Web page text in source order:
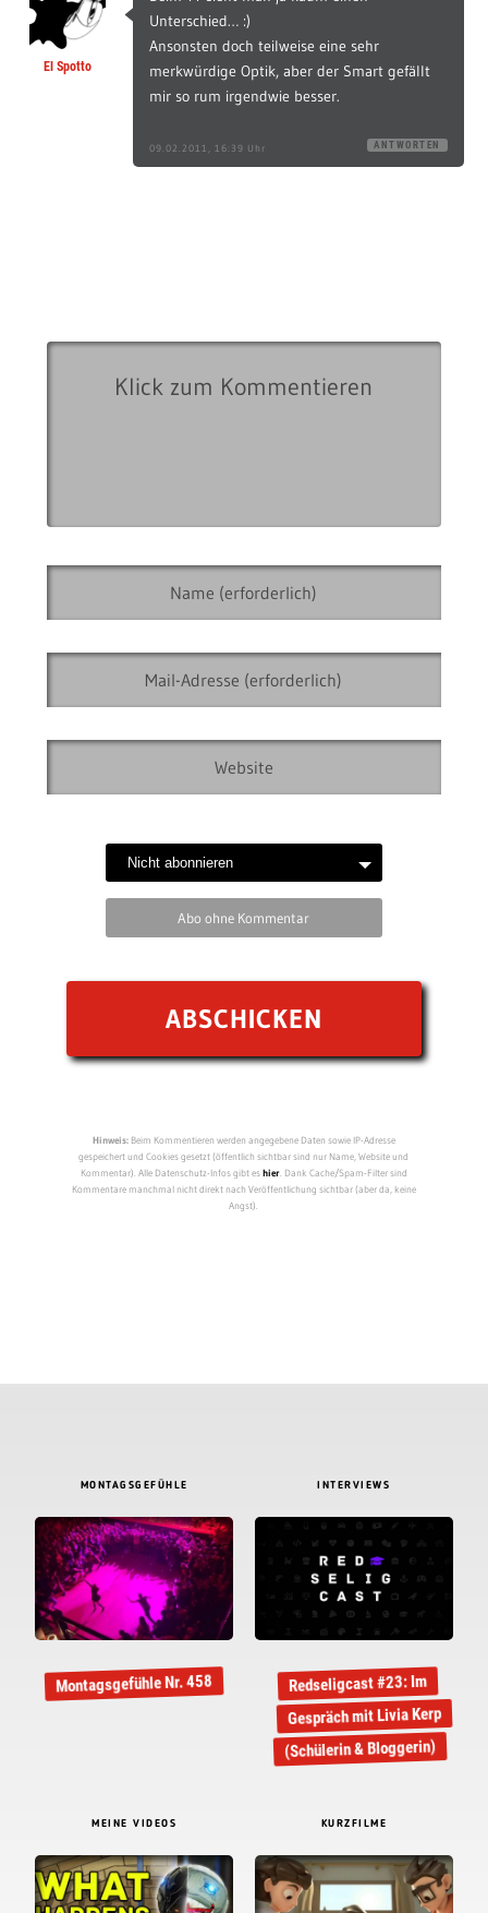
El Spotto
Unterschied… :)
Ansonsten doch teilweise eine sehr
merkwürdige Optik, aber der Smart gefällt
mir so rum irgendwie besser.
09.02.2011, 16:39 Uhr ANTWORTEN
Abo ohne Kommentar
Hinweis:Beim Kommentieren werden angegebene Daten sowie IP-Adresse
gespeichert und Cookies gesetzt (öffentlich sichtbar sind nur Name, Website und
Kommentar). Alle Datenschutz-Infos gibt eshier. Dank Cache/Spam-Filter sind
Kommentare manchmal nicht direkt nach Veröffentlichung sichtbar (aber da, keine
Angst).
MONTAGSGEFÜHLE
Montagsgefühle Nr. 458
INTERVIEWS
Redseligcast #23: Im
Gespräch mit Livia Kerp
(Schülerin & Bloggerin)
MEINE VIDEOS KURZFILME